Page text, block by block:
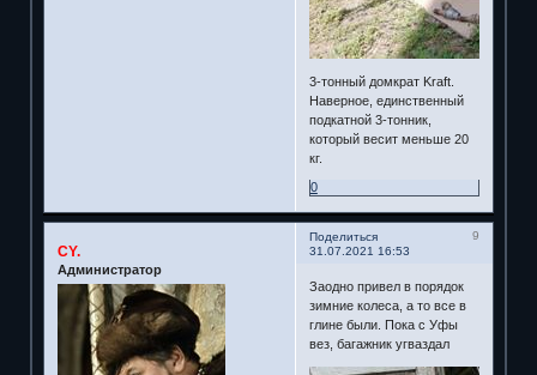
3-тонный домкрат Kraft.
Наверное, единственный
подкатной 3-тонник,
который весит меньше 20
кг.
0
Поделиться
9
31.07.2021 16:53
CY.
Администратор
Заодно привел в порядок
зимние колеса, а то все в
глине были. Пока с Уфы
вез, багажник угваздал